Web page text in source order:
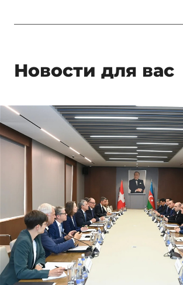
Новости для вас